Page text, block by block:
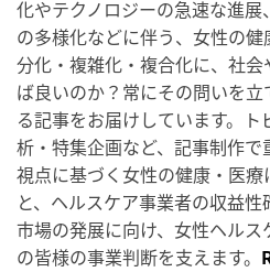
化やテクノロジーの急速な進
の多様化などに伴う、女性の
分化・複雑化・複合化に、社
ば良いのか？常にその問いを
る記事をお届けしています。
析・特集企画など、記事制作
視点に基づく女性の健康・医
と、ヘルスケア事業者の収益
市場の発展に向け、女性ヘル
の皆様の事業判断を支えます。